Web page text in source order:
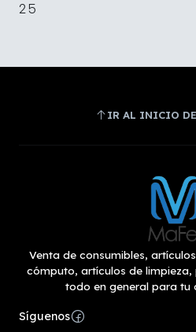
25
IR AL INICIO
Venta de consumibles,
cómputo, artículos de
todo en general para tu
Síguenos